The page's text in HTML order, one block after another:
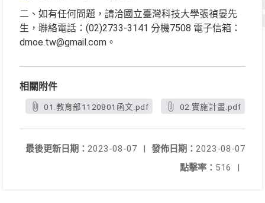
二、如有任何問題，請洽國立臺灣科技大學張禎晏先
生，聯絡電話：(02)2733-3141 分機7508 電子信箱：
dmoe.tw@gmail.com。
相關附件
01.教育部1120801函文.pdf 02.實施計畫.pdf
發佈日期： 2023-08-07
最後更新日期： 2023-08-07
|
點擊率： 516 |